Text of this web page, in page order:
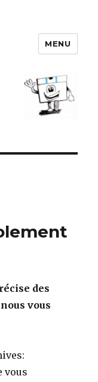
MENU
des
vous
vous